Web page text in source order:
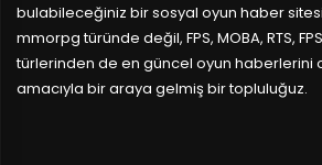
bulabileceğiniz bir sosyal oyun haber
mmorpg türünde değil, FPS, MOBA, RTS,
türlerinden de en güncel oyun haberlerini
amacıyla bir araya gelmiş bir topluluğuz.